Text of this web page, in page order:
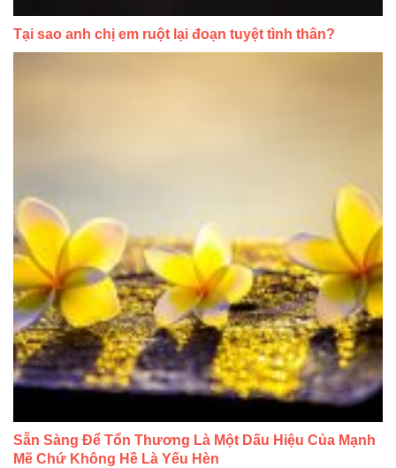
Tại sao anh chị em ruột lại đoạn tuyệt tình thân?
Sẵn Sàng Để Tổn Thương Là Một Dấu Hiệu Của Mạnh
Mẽ Chứ Không Hề Là Yếu Hèn